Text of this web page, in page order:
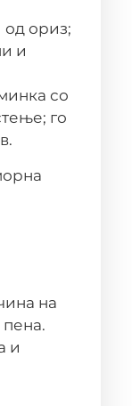
ориз;
и
со
го
на
и